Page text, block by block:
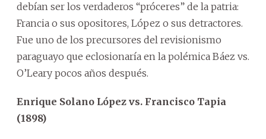
debían ser los verdaderos “próceres” de la patria:
Francia o sus opositores, López o sus detractores.
Fue uno de los precursores del revisionismo
paraguayo que eclosionaría en la polémica Báez vs.
O’Leary pocos años después.
Enrique Solano López vs. Francisco Tapia
(1898)